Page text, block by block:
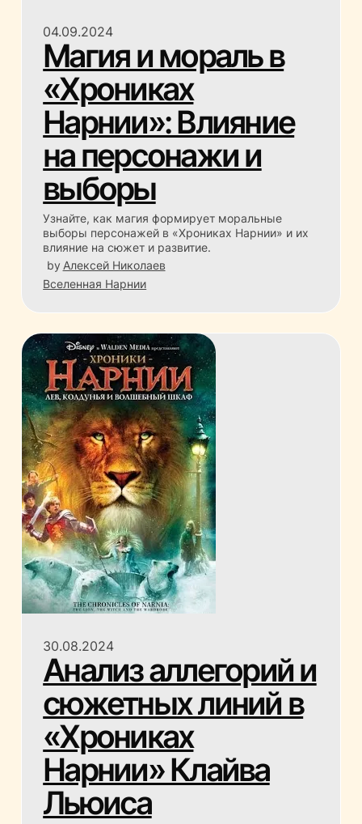
04.09.2024
Магия и мораль в
«Хрониках
Нарнии»: Влияние
на персонажи и
выборы
Узнайте, как магия формирует моральные
выборы персонажей в «Хрониках Нарнии» и их
влияние на сюжет и развитие.
by Алексей Николаев
Вселенная Нарнии
30.08.2024
Анализ аллегорий и
сюжетных линий в
«Хрониках
Нарнии» Клайва
Льюиса